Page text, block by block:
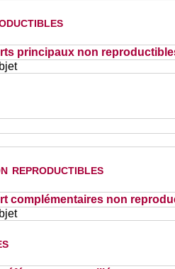
principaux non
reproductibles
complémentaires non